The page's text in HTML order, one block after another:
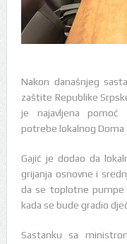
Nakon današnjeg
zaštite Republike
je najavljena pomoć
potrebe lokalnog Doma
Gajić je dodao da
grijanja osnovne i
da se toplotne pumpe
kada se bude gradio
Sastanku sa